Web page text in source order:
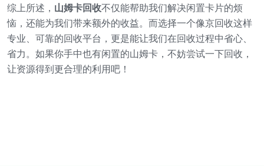
综上所述， 山姆卡回收不仅能帮助我们解决闲置卡片的烦
恼，还能为我们带来额外的收益。而选择一个像京回收这样
专业、可靠的回收平台，更是能让我们在回收过程中省心、
省力。如果你手中也有闲置的山姆卡，不妨尝试一下回收，
让资源得到更合理的利用吧！